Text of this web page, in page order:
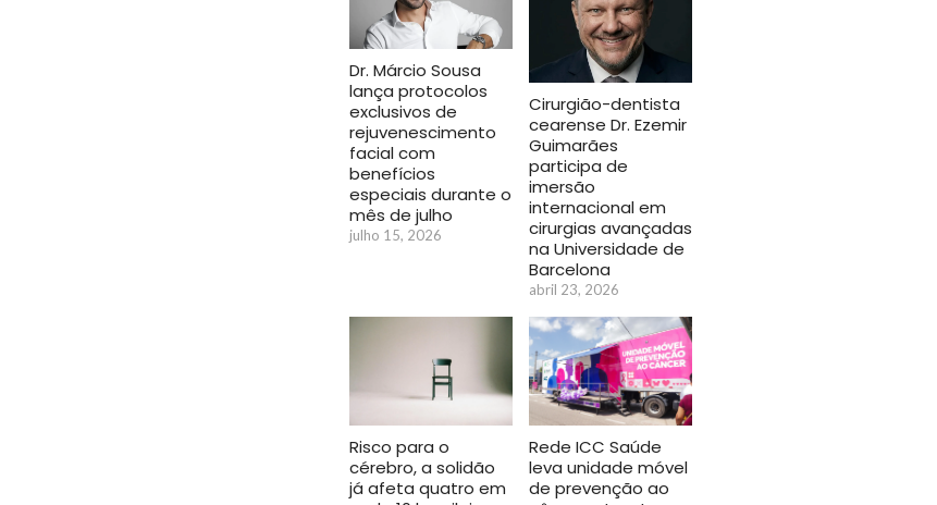
Dr. Márcio Sousa
lança protocolos
exclusivos de
rejuvenescimento
facial com
benefícios
especiais durante o
mês de julho
julho 15, 2026
Cirurgião-dentista
cearense Dr. Ezemir
Guimarães
participa de
imersão
internacional em
cirurgias avançadas
na Universidade de
Barcelona
abril 23, 2026
Risco para o
cérebro, a solidão
já afeta quatro em
Rede ICC Saúde
leva unidade móvel
de prevenção ao